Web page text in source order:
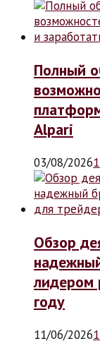
Полный
Alpari
03/08/2026
Обзор
лидером
году
11/06/2026